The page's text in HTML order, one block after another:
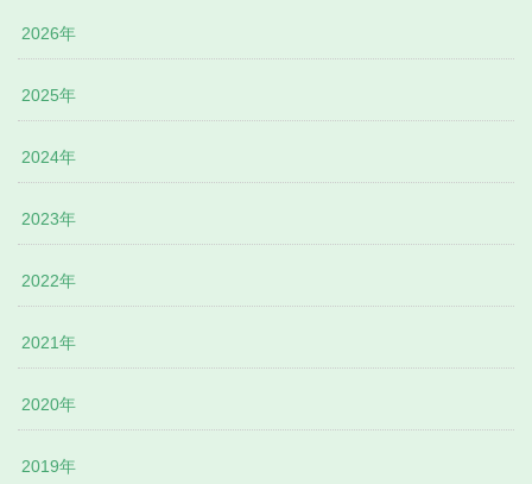
2026年
2025年
2024年
2023年
2022年
2021年
2020年
2019年